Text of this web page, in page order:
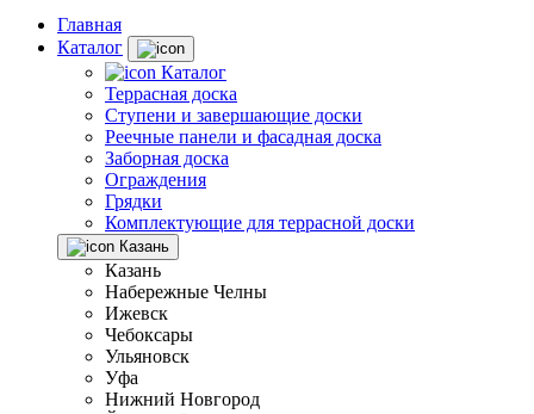
Главная
Каталог
Каталог
Террасная доска
Ступени и завершающие доски
Реечные панели и фасадная доска
Заборная доска
Ограждения
Грядки
Комплектующие для террасной доски
Казань
Казань
Набережные Челны
Ижевск
Чебоксары
Ульяновск
Уфа
Нижний Новгород